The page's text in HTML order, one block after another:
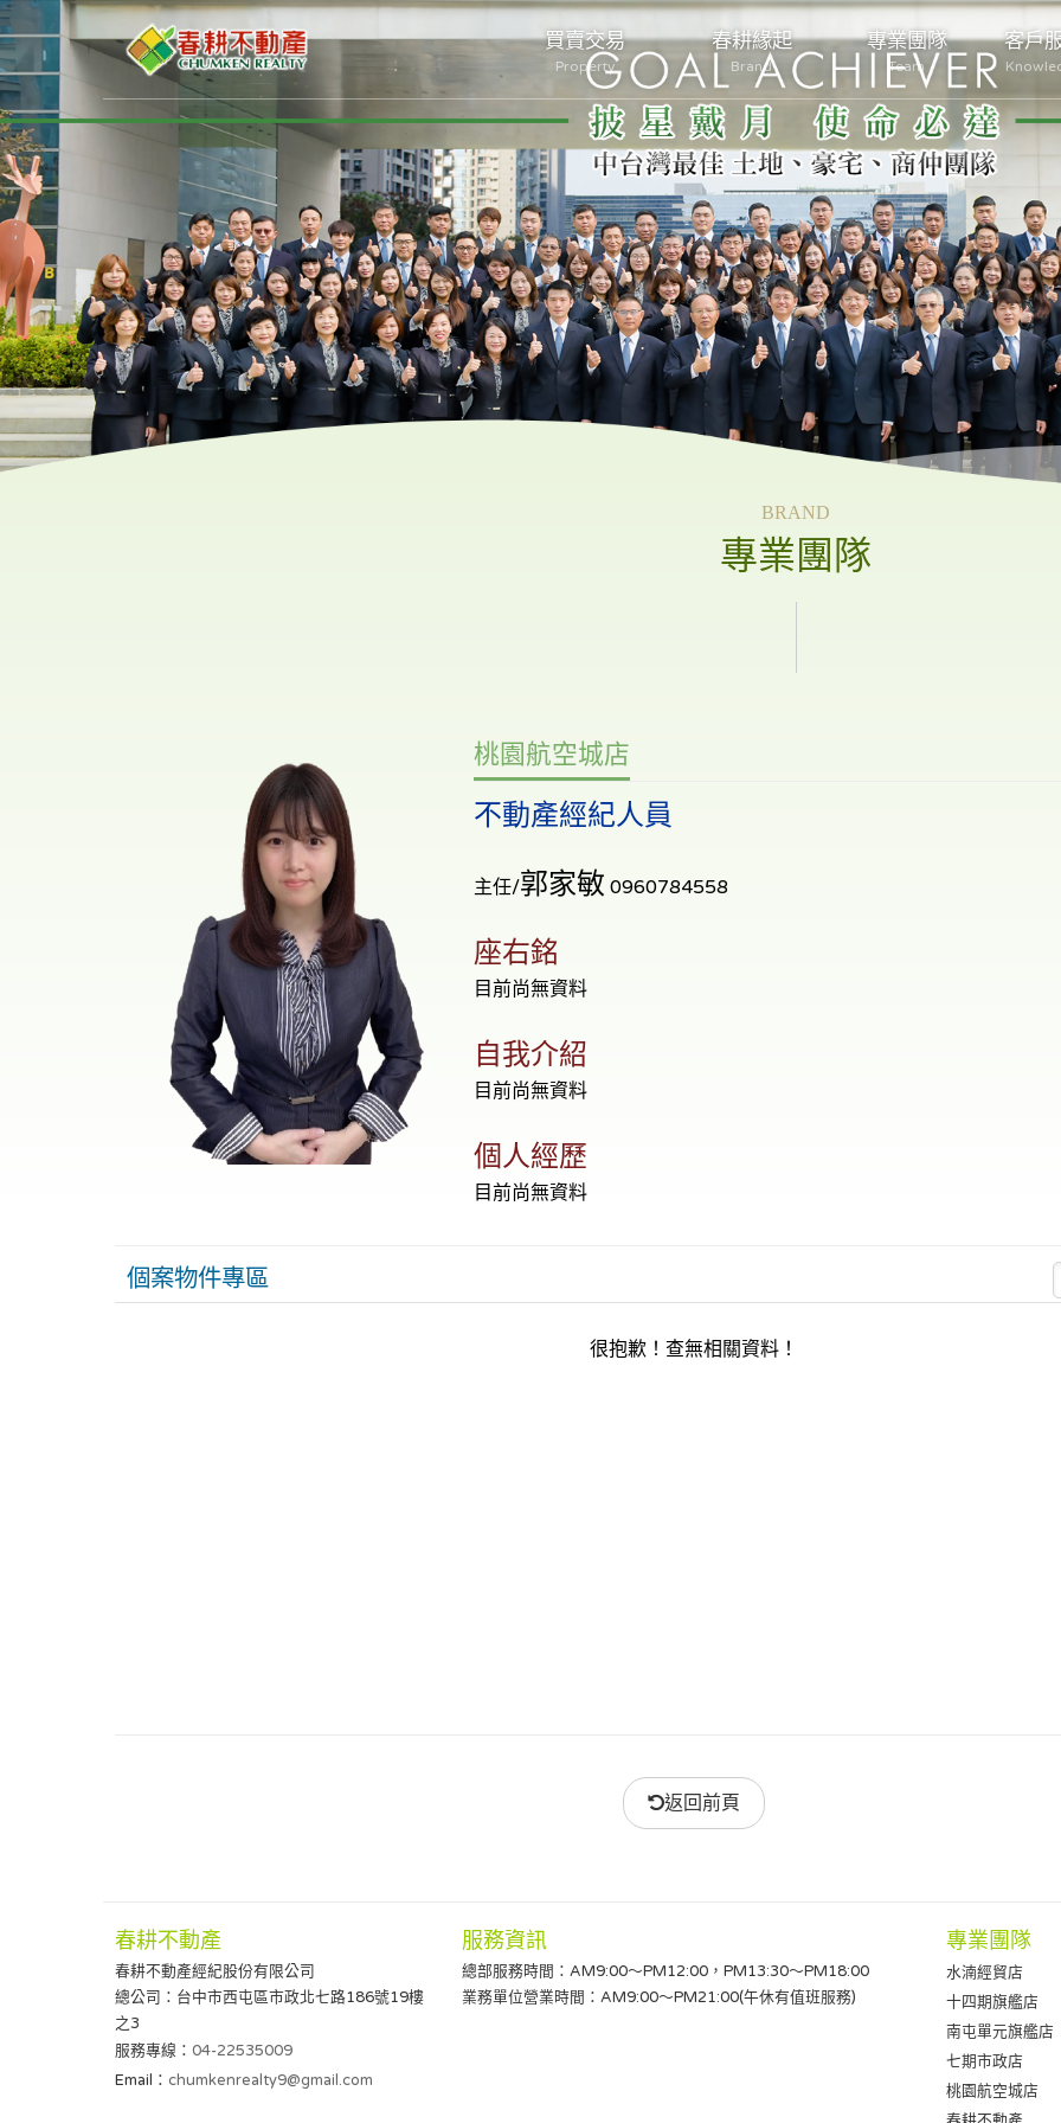
買賣交易
Property
春耕緣起
Brand
專業團隊
Team
客戶
BRAND
專業團隊
桃園航空城店
不動產經紀人員
主任/郭家敏 0960784558
座右銘
目前尚無資料
自我介紹
目前尚無資料
個人經歷
目前尚無資料
個案物件專區
很抱歉！查無相關資料！
返回前頁
春耕不動產
春耕不動產經紀股份有限公司
總公司：台中市西屯區市政北七路186號19樓
之3
服務專線： 04-22535009
Email： chumkenrealty9@gmail.com
服務資訊
總部服務時間：AM9:00～PM12:00，PM13:30～PM18:00
業務單位營業時間：AM9:00～PM21:00(午休有值班服務)
專業團隊
水湳經貿店
十四期旗艦店
南屯單元旗艦店
七期市政店
桃園航空城店